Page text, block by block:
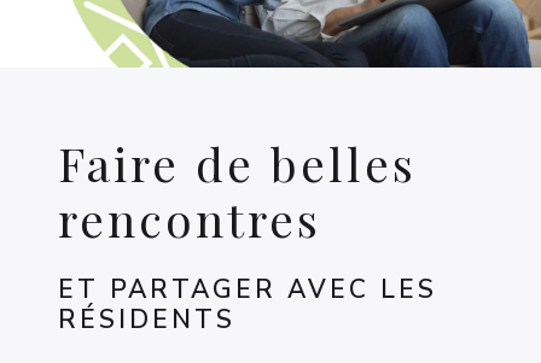
Faire de belles
rencontres
ET PARTAGER AVEC LES
RÉSIDENTS